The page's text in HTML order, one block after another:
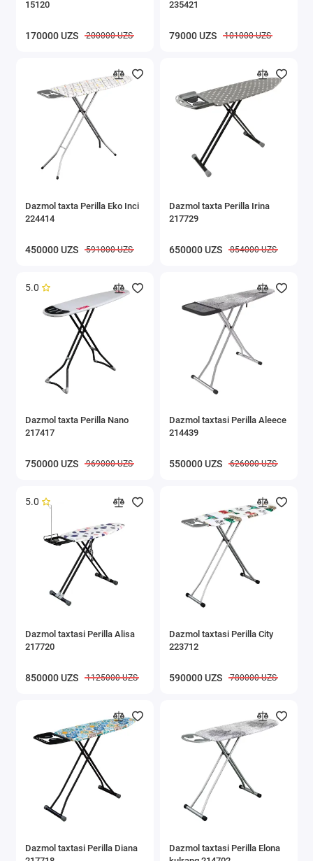
Ichki kiyimlar uchun quritgichlar
Kiyimlari uchun javonlar
Oshxona buyumlari
Ostona gilamlari
Gigiyena
Buyumlarni saqlash
Vanna va hojatxona aksessuarlari
Tozalash ishlari uchun inventarlar
Show All
15120
170000 UZS 200000 UZS
235421
79000 UZS 101000 UZS
Dazmol taxta Perilla Eko Inci
224414
450000 UZS 591000 UZS
Dazmol taxta Perilla Irina
217729
650000 UZS 854000 UZS
5.0
Dazmol taxta Perilla Nano
217417
750000 UZS 969000 UZS
Dazmol taxtasi Perilla Aleece
214439
550000 UZS 626000 UZS
5.0
Dazmol taxtasi Perilla Alisa
217720
850000 UZS 1125000 UZS
Dazmol taxtasi Perilla City
223712
590000 UZS 780000 UZS
Dazmol taxtasi Perilla Diana
Dazmol taxtasi Perilla Elona